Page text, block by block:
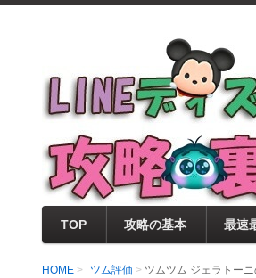
LINEディズニー
支持率No1！痒いところに手が
セレクト情報をいち早く提供
0％楽しめるサイトを目指して
TOP 攻略の基本 最速
HOME ツム評価 ツムツム ジェラトー